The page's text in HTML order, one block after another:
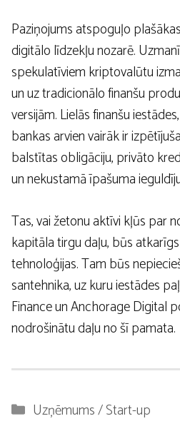
Paziņojums atspoguļo
digitālo līdzekļu nozarē.
spekulatīviem kriptovalūtu
un uz tradicionālo finanšu
versijām. Lielās finanšu
bankas arvien vairāk ir
balstītas obligāciju, privāto
un nekustamā īpašuma
Tas, vai žetonu aktīvi kļūs par
kapitāla tirgu daļu, būs
tehnoloģijas. Tam būs
santehnika, uz kuru iestādes
Finance un Anchorage Digital
nodrošinātu daļu no šī pamata.
Kategorijas
Uzņēmums / Start-up